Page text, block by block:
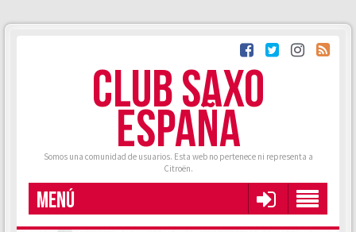
CLUB SAXO
ESPAÑA
Somos una comunidad de usuarios. Esta web no pertenece ni representa a
Citroën.
MENÚ